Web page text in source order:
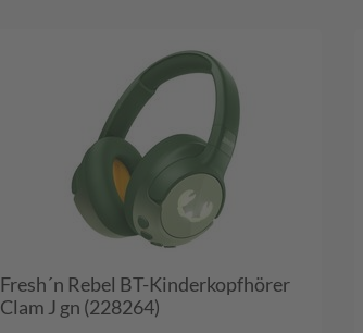
Fresh´n Rebel BT-Kinderkopfhörer
Clam J gn (228264)